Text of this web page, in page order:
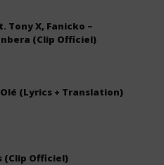
Tony X, Fanicko –
(Clip Officiel)
Olé (Lyrics + Translation)
(Clip Officiel)